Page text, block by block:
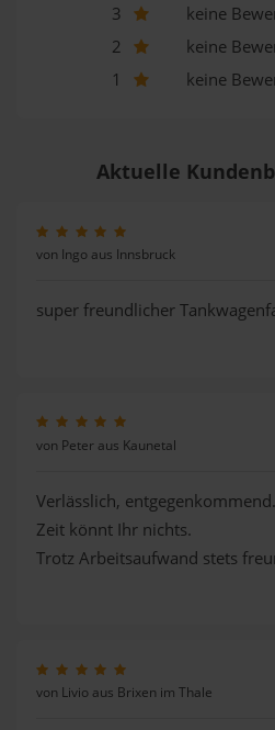
3
keine
2
keine
1
keine
Aktuelle
von Ingo aus Innsbruck
super freundlicher
von Peter aus Kaunetal
Verlässlich,
Zeit könnt Ihr nichts.
Trotz Arbeitsaufwand stets
von Livio aus Brixen im Thale